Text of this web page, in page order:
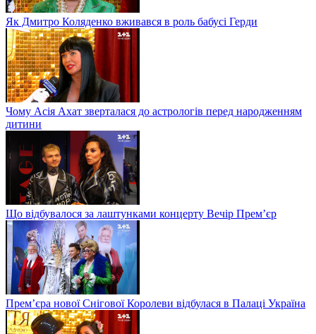
Як Дмитро Коляденко вживався в роль бабусі Герди
Чому Асія Ахат зверталася до астрологів перед народженням
дитини
Що відбувалося за лаштунками концерту Вечір Прем’єр
Прем’єра нової Снігової Королеви відбулася в Палаці Україна